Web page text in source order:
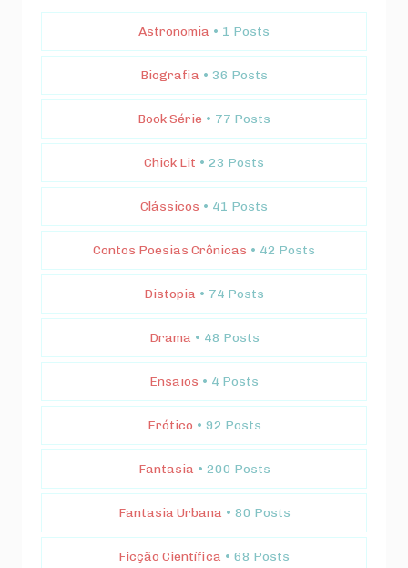
Astronomia • 1 Posts
Biografia • 36 Posts
Book Série • 77 Posts
Chick Lit • 23 Posts
Clássicos • 41 Posts
Contos Poesias Crônicas • 42 Posts
Distopia • 74 Posts
Drama • 48 Posts
Ensaios • 4 Posts
Erótico • 92 Posts
Fantasia • 200 Posts
Fantasia Urbana • 80 Posts
Ficção Científica • 68 Posts